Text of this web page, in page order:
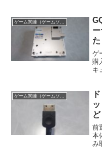
た
ゲ
購
キ
前
本
み